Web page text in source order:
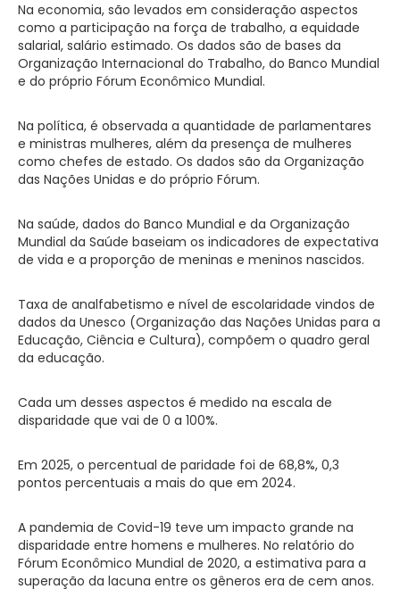
Na economia, são levados em consideração aspectos
como a participação na força de trabalho, a equidade
salarial, salário estimado. Os dados são de bases da
Organização Internacional do Trabalho, do Banco Mundial
e do próprio Fórum Econômico Mundial.
Na política, é observada a quantidade de parlamentares
e ministras mulheres, além da presença de mulheres
como chefes de estado. Os dados são da Organização
das Nações Unidas e do próprio Fórum.
Na saúde, dados do Banco Mundial e da Organização
Mundial da Saúde baseiam os indicadores de expectativa
de vida e a proporção de meninas e meninos nascidos.
Taxa de analfabetismo e nível de escolaridade vindos de
dados da Unesco (Organização das Nações Unidas para a
Educação, Ciência e Cultura), compõem o quadro geral
da educação.
Cada um desses aspectos é medido na escala de
disparidade que vai de 0 a 100%.
Em 2025, o percentual de paridade foi de 68,8%, 0,3
pontos percentuais a mais do que em 2024.
A pandemia de Covid-19 teve um impacto grande na
disparidade entre homens e mulheres. No relatório do
Fórum Econômico Mundial de 2020, a estimativa para a
superação da lacuna entre os gêneros era de cem anos.